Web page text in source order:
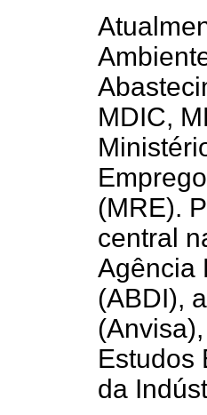
MDIC,
(MRE).
central
Agência
(ABDI),
Estudos
da